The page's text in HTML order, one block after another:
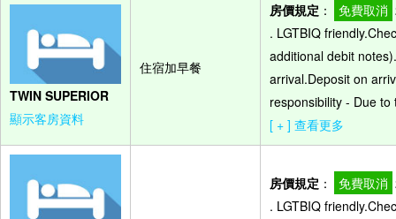
TWIN SUPERIOR
顯示客房資料
住宿加早餐
房價規定 ： 免費取消
. LGTBIQ
additional debit
arrival.Deposit on
responsibility - Due
[ + ] 查看更多
房價規定 ： 免費取消
. LGTBIQ